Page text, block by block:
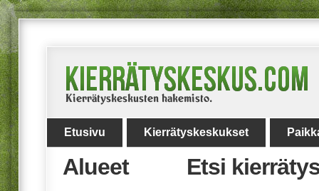
Etusivu Kierrätyskeskukset
Etsi
Alueet